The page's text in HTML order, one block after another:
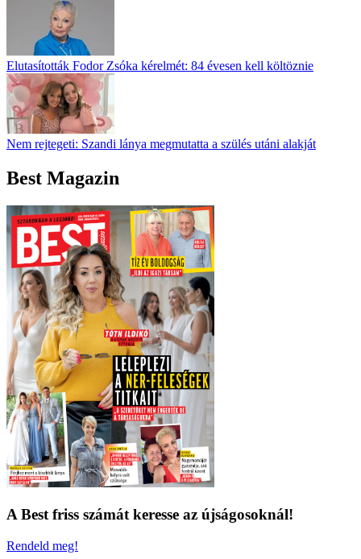
Elutasították Fodor Zsóka kérelmét: 84 évesen kell költöznie
Nem rejtegeti: Szandi lánya megmutatta a szülés utáni alakját
Best Magazin
A Best friss számát keresse az újságosoknál!
Rendeld meg!